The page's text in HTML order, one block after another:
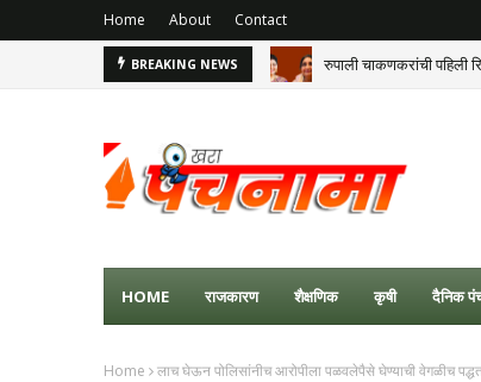
Home About Contact
BREAKING NEWS रुपाली चाकणकरांची पहिली
HOME राजकारण शैक्षणिक कृषी दैनिक
Home लाच घेऊन पोलिसांनीच आरोपीला पळवलेपैसे घेण्याची वेगळीच